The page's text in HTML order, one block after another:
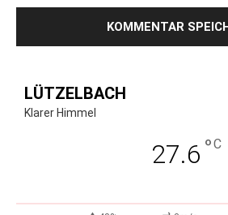
LÜTZELBACH
Klarer Himmel
27.6 °C